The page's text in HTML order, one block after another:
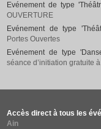
Evénement de type
OUVERTURE
Evénement de type
Portes Ouvertes
Evénement de type
séance d’initiation gratuite
Accès direct à tous les
Ain